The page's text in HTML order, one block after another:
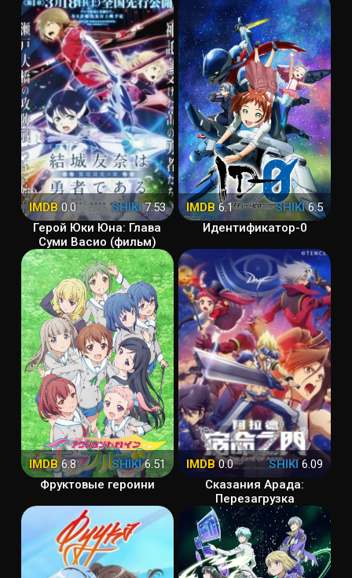
IMDB0.0 SHIKI7.53
Герой Юки Юна: Глава
Суми Васио (фильм)
IMDB6.1 SHIKI6.5
Идентификатор-0
IMDB6.8 SHIKI6.51
Фруктовые героини
IMDB0.0 SHIKI6.09
Сказания Арада:
Перезагрузка